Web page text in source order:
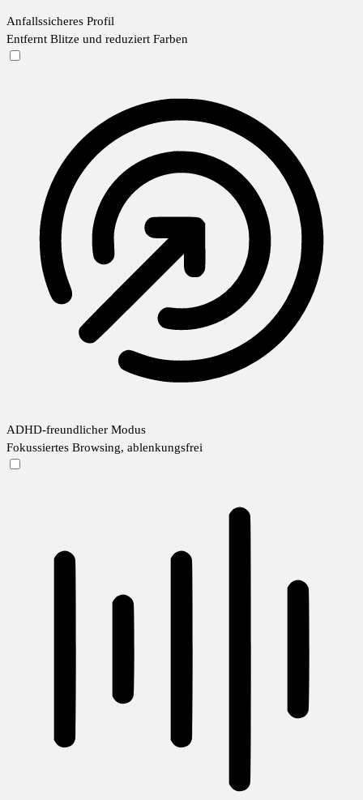
Anfallssicheres Profil
Entfernt Blitze und reduziert Farben
ADHD-freundlicher Modus
Fokussiertes Browsing, ablenkungsfrei